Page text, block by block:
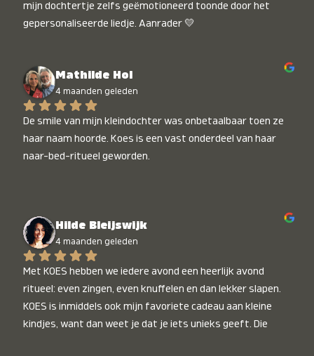
mijn dochtertje zelfs geëmotioneerd toonde door het
gepersonaliseerde liedje. Aanrader 💛
Mathilde Hol
4 maanden geleden
De smile van mijn kleindochter was onbetaalbaar toen ze
haar naam hoorde. Koes is een vast onderdeel van haar
naar-bed-ritueel geworden.
Hilde Bleijswijk
4 maanden geleden
Met KOES hebben we iedere avond een heerlijk avond
ritueel: even zingen, even knuffelen en dan lekker slapen.
KOES is inmiddels ook mijn favoriete cadeau aan kleine
kindjes, want dan weet je dat je iets unieks geeft. Die